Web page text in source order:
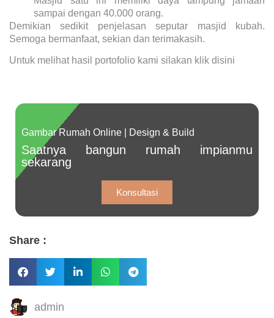
sampai dengan 40.000 orang.
Demikian sedikit penjelasan seputar masjid kubah.
Semoga bermanfaat, sekian dan terimakasih.
Untuk melihat hasil portofolio kami silakan klik disini
Gambar Rumah Online | Design & Build
Saatnya bangun rumah impianmu
sekarang
Konsultasi
Share :
admin